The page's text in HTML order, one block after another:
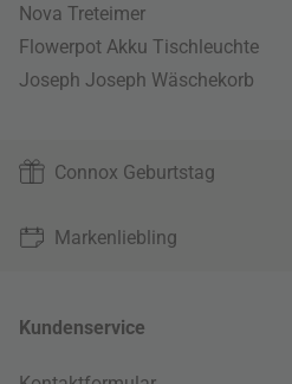
Nova Treteimer
Flowerpot Akku Tischleuchte
Joseph Joseph Wäschekorb
Connox Geburtstag
Markenliebling
Kundenservice